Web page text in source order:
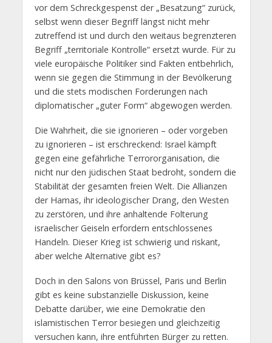
vor dem Schreckgespenst der „Besatzung“ zurück,
selbst wenn dieser Begriff längst nicht mehr
zutreffend ist und durch den weitaus begrenzteren
Begriff „territoriale Kontrolle“ ersetzt wurde. Für zu
viele europäische Politiker sind Fakten entbehrlich,
wenn sie gegen die Stimmung in der Bevölkerung
und die stets modischen Forderungen nach
diplomatischer „guter Form“ abgewogen werden.
Die Wahrheit, die sie ignorieren – oder vorgeben
zu ignorieren – ist erschreckend: Israel kämpft
gegen eine gefährliche Terrororganisation, die
nicht nur den jüdischen Staat bedroht, sondern die
Stabilität der gesamten freien Welt. Die Allianzen
der Hamas, ihr ideologischer Drang, den Westen
zu zerstören, und ihre anhaltende Folterung
israelischer Geiseln erfordern entschlossenes
Handeln. Dieser Krieg ist schwierig und riskant,
aber welche Alternative gibt es?
Doch in den Salons von Brüssel, Paris und Berlin
gibt es keine substanzielle Diskussion, keine
Debatte darüber, wie eine Demokratie den
islamistischen Terror besiegen und gleichzeitig
versuchen kann, ihre entführten Bürger zu retten.